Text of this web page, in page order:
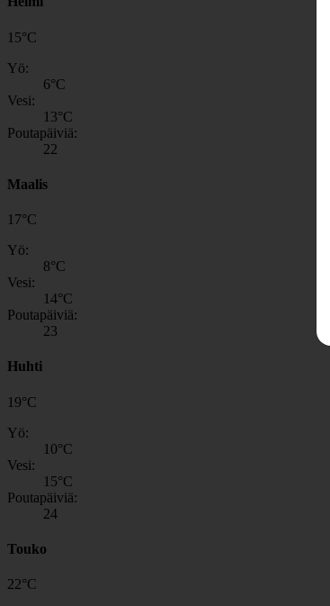
15°C
Yö:
6°C
Vesi:
13°C
Poutapäiviä:
22
Maalis
17°C
Yö:
8°C
Vesi:
14°C
Poutapäiviä:
23
Huhti
19°C
Yö:
10°C
Vesi:
15°C
Poutapäiviä:
24
Touko
22°C